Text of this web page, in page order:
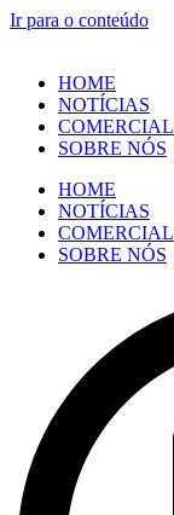
Ir para o conteúdo
HOME
NOTÍCIAS
COMERCIAL
SOBRE NÓS
HOME
NOTÍCIAS
COMERCIAL
SOBRE NÓS